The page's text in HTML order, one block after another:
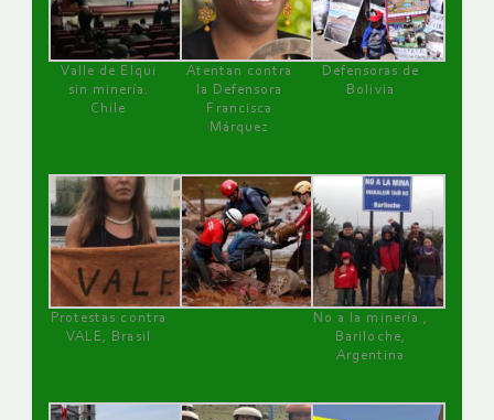
Valle de Elqui
sin minería.
Chile
Atentan contra
la Defensora
Francisca
Márquez
Defensoras de
Bolivia
Protestas contra
VALE, Brasil
No a la minería ,
Bariloche,
Argentina